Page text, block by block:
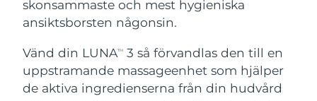
skonsammaste och mest hygieniska
ansiktsborsten någonsin.
Vänd din LUNATM
3 så förvandlas den till en
uppstramande massageenhet som hjälper
de aktiva ingredienserna från din hudvård
For men, anti-aging massage
Microcurrent line smoothing device
UFO™ 3 LED
Near-infrared and red light therapy
device
issa™ 4 plus
Smart hybrid silicone sonic toothbrush
Anti-aging LED-behandlingar
NEW
Bulgarien
Kanada Förväntad leverans 8/12/26
Chile Förväntad leverans8/12/26